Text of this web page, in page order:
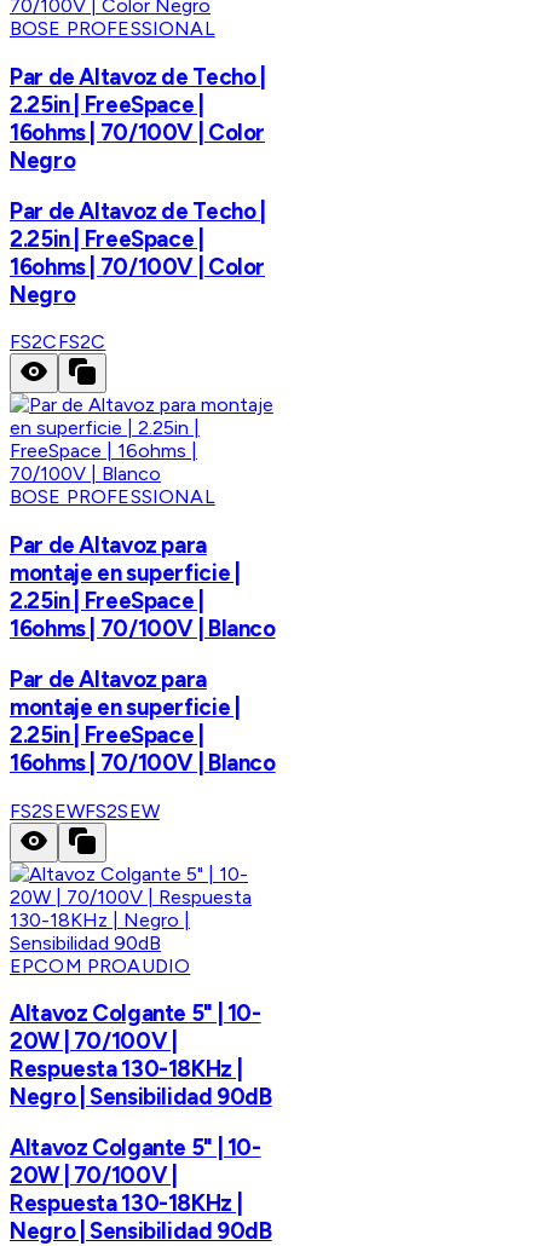
BOSE PROFESSIONAL
Par de Altavoz de Techo |
2.25in | FreeSpace |
16ohms | 70/100V | Color
Negro
Par de Altavoz de Techo |
2.25in | FreeSpace |
16ohms | 70/100V | Color
Negro
FS2CFS2C
BOSE PROFESSIONAL
Par de Altavoz para
montaje en superficie |
2.25in | FreeSpace |
16ohms | 70/100V | Blanco
Par de Altavoz para
montaje en superficie |
2.25in | FreeSpace |
16ohms | 70/100V | Blanco
FS2SEWFS2SEW
EPCOM PROAUDIO
Altavoz Colgante 5" | 10-
20W | 70/100V |
Respuesta 130-18KHz |
Negro | Sensibilidad 90dB
Altavoz Colgante 5" | 10-
20W | 70/100V |
Respuesta 130-18KHz |
Negro | Sensibilidad 90dB